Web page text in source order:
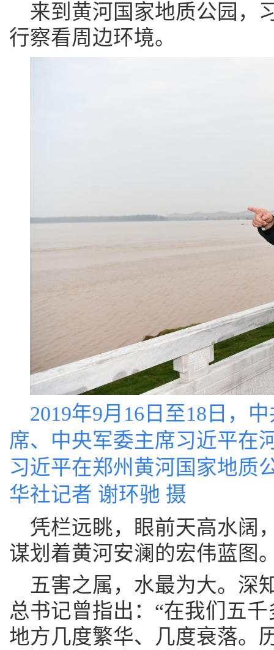
来到黄河国家地质公园，
行察看周边环境。
2019年9月16日至18日，
席、中央军委主席习近平在
习近平在郑州黄河国家地质
华社记者 谢环驰 摄
凭栏远眺，眼前天高水阔
谋划着黄河安澜的宏伟蓝图
五害之属，水最为大。深
总书记曾指出：“在我们五
地方几度繁华、几度衰落。